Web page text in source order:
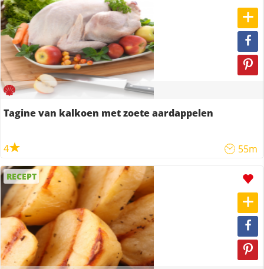
Tagine van kalkoen met zoete aardappelen
4 55m
RECEPT